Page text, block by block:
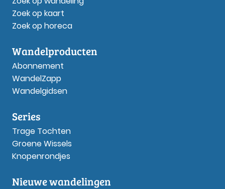
Zoek op kaart
Zoek op horeca
Wandelproducten
Abonnement
WandelZapp
Wandelgidsen
Series
Trage Tochten
Groene Wissels
Knopenrondjes
Nieuwe wandelingen